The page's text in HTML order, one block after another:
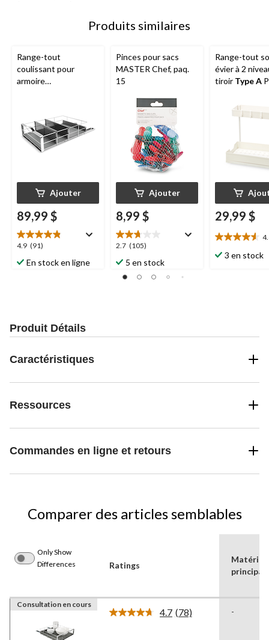
Produits similaires
Range-tout
coulissant pour
armoire
Ajouter
89,99 $
4.9 (91)
4.9
étoile(s)
sur
En stock en ligne
Pinces pour sacs
MASTER Chef, paq.
15
Ajouter
8,99 $
2.7 (105)
2.7
étoile(s)
sur
5.
5 en stock
Range-tout
évier à 2
tiroir Type A
29,99 $
4.6
étoile(s)
3 en stock
Produit Détails
Caractéristiques
Ressources
Commandes en ligne et retours
Comparer des articles semblables
Only Show
Differences
Ratings
Matériau
principal
Consultation en cours
4.7 Lire
(78) -